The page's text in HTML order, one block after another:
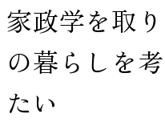
家政学を取
の暮らしを
たい